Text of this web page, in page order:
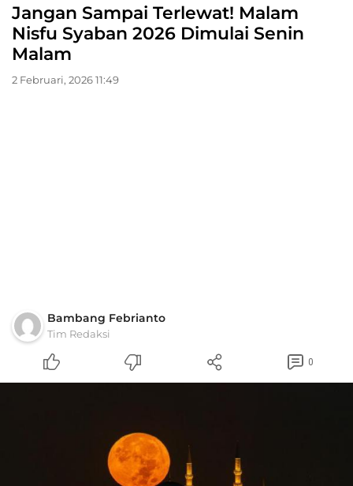
Jangan Sampai Terlewat! Malam
Nisfu Syaban 2026 Dimulai Senin
Malam
2 Februari, 2026 11:49
Bambang Febrianto
Tim Redaksi
0